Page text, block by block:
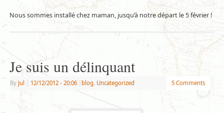
Nous sommes installé chez maman, jusqu’à notre départ le 5 février !
Je suis un délinquant
By Jul 12/12/2012 - 20:06 blog, Uncategorized 5 Comments